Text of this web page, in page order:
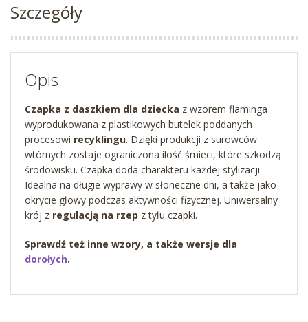
Szczegóły
Opis
Czapka z daszkiem dla dziecka z wzorem flaminga
wyprodukowana z plastikowych butelek poddanych
procesowi recyklingu. Dzięki produkcji z surowców
wtórnych zostaje ograniczona ilość śmieci, które szkodzą
środowisku. Czapka doda charakteru każdej stylizacji.
Idealna na długie wyprawy w słoneczne dni, a także jako
okrycie głowy podczas aktywności fizycznej. Uniwersalny
krój z regulacją na rzep z tyłu czapki.
Sprawdź też inne wzory, a także wersje dla
dorołych.